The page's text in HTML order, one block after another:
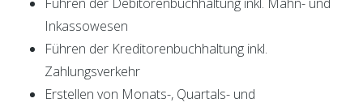
Inkassowesen
Führen der Kreditorenbuchhaltung inkl.
Zahlungsverkehr
Erstellen von Monats-, Quartals- und